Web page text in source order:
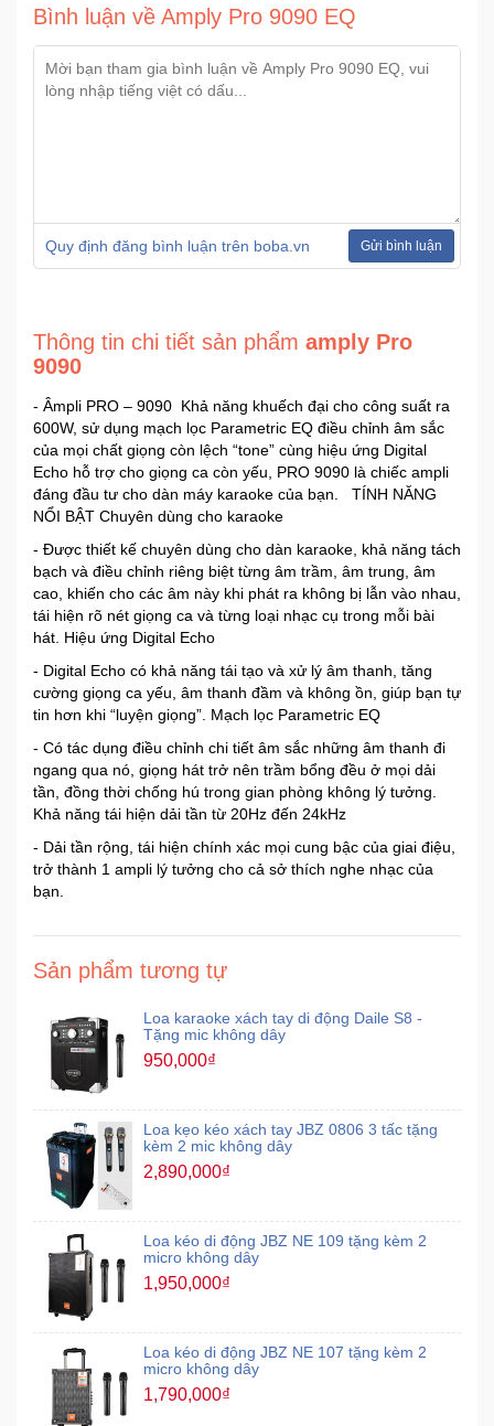
Bình luận về Amply Pro 9090 EQ
Quy định đăng bình luận trên boba.vn Gửi bình luận
Thông tin chi tiết sản phẩm amply Pro
9090
- Âmpli PRO – 9090 Khả năng khuếch đại cho công suất ra
600W, sử dụng mạch lọc Parametric EQ điều chỉnh âm sắc
của mọi chất giọng còn lệch “tone” cùng hiệu ứng Digital
Echo hỗ trợ cho giọng ca còn yếu, PRO 9090 là chiếc ampli
đáng đầu tư cho dàn máy karaoke của bạn. TÍNH NĂNG
NỔI BẬT Chuyên dùng cho karaoke
- Được thiết kế chuyên dùng cho dàn karaoke, khả năng tách
bạch và điều chỉnh riêng biệt từng âm trầm, âm trung, âm
cao, khiến cho các âm này khi phát ra không bị lẫn vào nhau,
tái hiện rõ nét giọng ca và từng loại nhạc cụ trong mỗi bài
hát. Hiệu ứng Digital Echo
- Digital Echo có khả năng tái tạo và xử lý âm thanh, tăng
cường giọng ca yếu, âm thanh đầm và không ồn, giúp bạn tự
tin hơn khi “luyện giọng”. Mạch lọc Parametric EQ
- Có tác dụng điều chỉnh chi tiết âm sắc những âm thanh đi
ngang qua nó, giọng hát trở nên trầm bổng đều ở mọi dải
tần, đồng thời chống hú trong gian phòng không lý tưởng.
Khả năng tái hiện dải tần từ 20Hz đến 24kHz
- Dải tần rộng, tái hiện chính xác mọi cung bậc của giai điệu,
trở thành 1 ampli lý tưởng cho cả sở thích nghe nhạc của
bạn.
Sản phẩm tương tự
Loa karaoke xách tay di động Daile S8 -
Tặng mic không dây
950,000₫
Loa kẹo kéo xách tay JBZ 0806 3 tấc tặng
kèm 2 mic không dây
2,890,000₫
Loa kéo di động JBZ NE 109 tặng kèm 2
micro không dây
1,950,000₫
Loa kéo di động JBZ NE 107 tặng kèm 2
micro không dây
1,790,000₫